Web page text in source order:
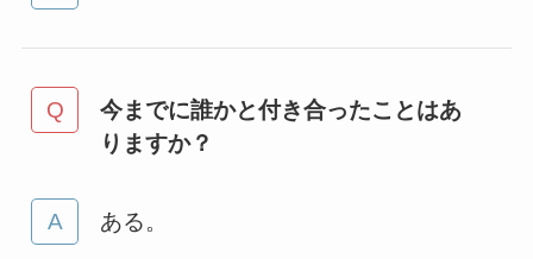
今までに誰かと付き合ったことはあ
りますか？
ある。